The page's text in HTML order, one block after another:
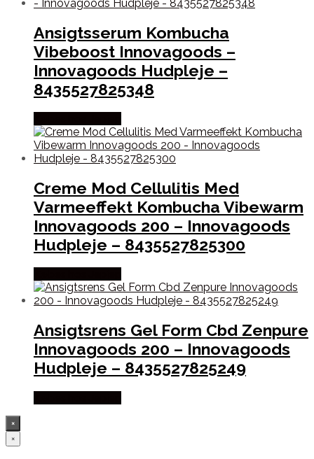
Ansigtsserum Kombucha
Vibeboost Innovagoods –
Innovagoods Hudpleje –
8435527825348
Creme Mod Cellulitis Med
Varmeeffekt Kombucha Vibewarm
Innovagoods 200 – Innovagoods
Hudpleje – 8435527825300
Ansigtsrens Gel Form Cbd Zenpure
Innovagoods 200 – Innovagoods
Hudpleje – 8435527825249
×
×